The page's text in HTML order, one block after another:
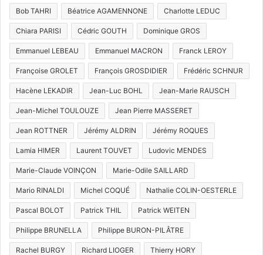
Bob TAHRI Béatrice AGAMENNONE Charlotte LEDUC
Chiara PARISI Cédric GOUTH Dominique GROS
Emmanuel LEBEAU Emmanuel MACRON Franck LEROY
Françoise GROLET François GROSDIDIER Frédéric SCHNUR
Hacène LEKADIR Jean-Luc BOHL Jean-Marie RAUSCH
Jean-Michel TOULOUZE Jean Pierre MASSERET
Jean ROTTNER Jérémy ALDRIN Jérémy ROQUES
Lamia HIMER Laurent TOUVET Ludovic MENDES
Marie-Claude VOINÇON Marie-Odile SAILLARD
Mario RINALDI Michel COQUÉ Nathalie COLIN-OESTERLE
Pascal BOLOT Patrick THIL Patrick WEITEN
Philippe BRUNELLA Philippe BURON-PILÂTRE
Rachel BURGY Richard LIOGER Thierry HORY